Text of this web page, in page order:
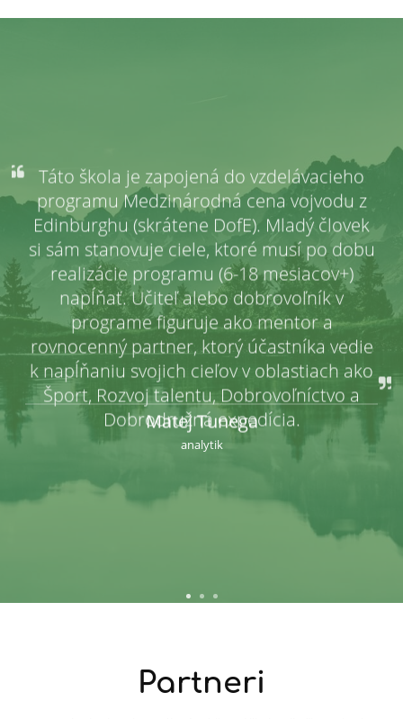
Táto škola je zapojená do vzdelávacieho
programu Medzinárodná cena vojvodu z
Edinburghu (skrátene DofE). Mladý človek
si sám stanovuje ciele, ktoré musí po dobu
realizácie programu (6-18 mesiacov+)
napĺňať. Učiteľ alebo dobrovoľník v
programe figuruje ako mentor a
rovnocenný partner, ktorý účastníka vedie
k napĺňaniu svojich cieľov v oblastiach ako
Šport, Rozvoj talentu, Dobrovoľníctvo a
Dobrodružná expedícia.
Matej Tunega
analytik
Partneri